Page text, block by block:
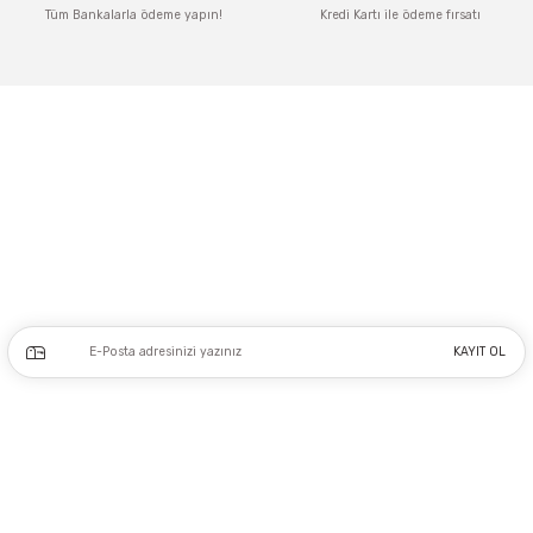
Tüm Bankalarla ödeme yapın! Kredi Kartı ile ödeme fırsatı
KAYIT OL